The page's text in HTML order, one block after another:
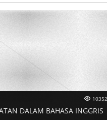
DALAM BAHASA INGGRIS